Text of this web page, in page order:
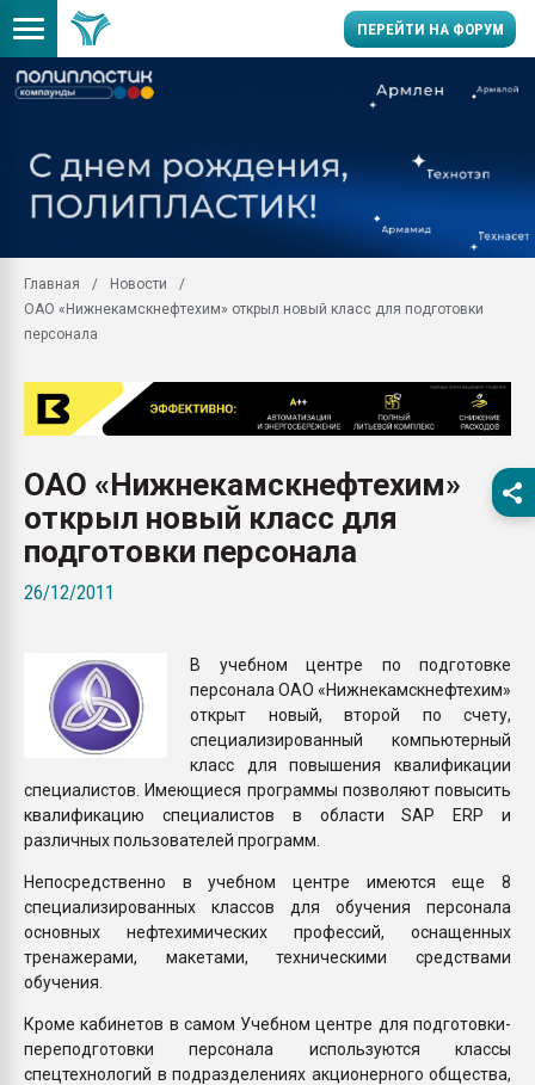
ПЕРЕЙТИ НА ФОРУМ
заводу пластмасс"
28.07.2026
первый план в
28.07.2026
ситуацией на
Главная
Новости
ОАО «Нижнекамскнефтехим» открыл новый класс для подготовки
персонала
ОАО «Нижнекамскнефтехим»
открыл новый класс для
подготовки персонала
26/12/2011
В учебном центре по подготовке
персонала ОАО «Нижнекамскнефтехим»
открыт новый, второй по счету,
специализированный компьютерный
класс для повышения квалификации
специалистов. Имеющиеся программы позволяют повысить
квалификацию специалистов в области SAP ERP и
различных пользователей программ.
Непосредственно в учебном центре имеются еще 8
специализированных классов для обучения персонала
основных нефтехимических профессий, оснащенных
тренажерами, макетами, техническими средствами
обучения.
Кроме кабинетов в самом Учебном центре для подготовки-
переподготовки персонала используются классы
спецтехнологий в подразделениях акционерного общества,